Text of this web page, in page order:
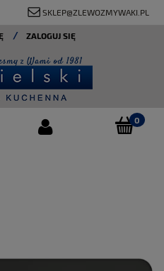
SKLEP@ZLEWOZMYWAKI.PL
ZALOGUJ SIĘ